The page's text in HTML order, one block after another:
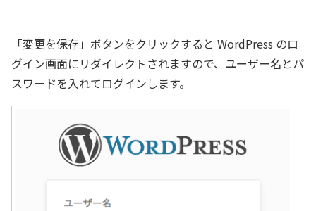
「変更を保存」ボタンをクリックすると WordPress のロ
グイン画面にリダイレクトされますので、ユーザー名とパ
スワードを入れてログインします。